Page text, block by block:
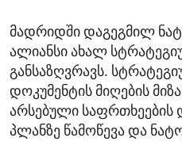
მადრიდში დაგეგმილ
ალიანსი ახალ
განსაზღვრავს.
დოკუმენტის მიღების
არსებული საფრთხეების
პლანზე წამოწევა და